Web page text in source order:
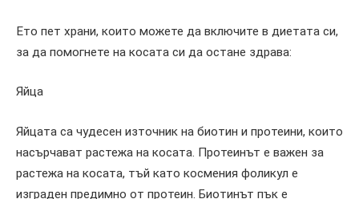
Ето пет храни, които можете да включите в диетата си,
за да помогнете на косата си да остане здрава:
Яйца
Яйцата са чудесен източник на биотин и протеини, които
насърчават растежа на косата. Протеинът е важен за
растежа на косата, тъй като космения фоликул е
изграден предимно от протеин. Биотинът пък е